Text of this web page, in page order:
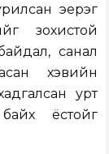
эерэг
зохистой
санал
хэвийн
урт
ёстойг